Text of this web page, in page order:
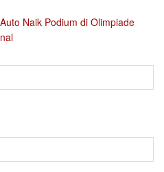
Naik Podium di Olimpiade